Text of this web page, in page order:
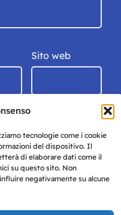
tecnologie come i cookie
del dispositivo. Il
di elaborare dati come il
su questo sito. Non
negativamente su alcune
Sito web